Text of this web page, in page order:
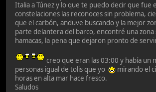
Italia a Túnez y lo que te puedo decir que fue
constelaciones las reconoces sin problema,
que el carbón, anduve buscando y la mejor
parte delantera del barco, encontré una zona
hamacas, la pena que dejaron pronto de
creo que eran las 03:00 y había un
personas igual de tolis que yo
mirando el
horas en alta mar hace fresco.
Saludos